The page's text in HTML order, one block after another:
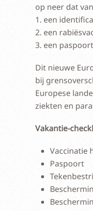
op neer dat
1. een
2. een
3. een paspoort
Dit nieuwe
bij
Europese
ziekten en
Vakantie-
Vaccinatie
Paspoort